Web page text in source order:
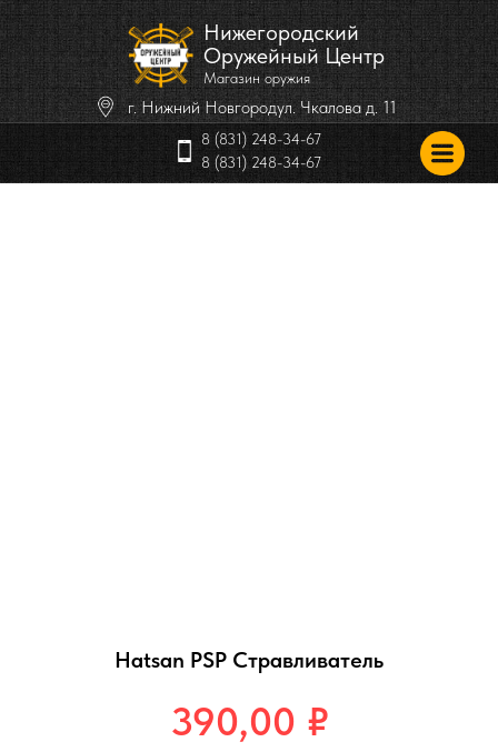
Нижегородский
Оружейный Центр
Магазин оружия
8 (831) 248-34-67
8 (831) 248-34-67
г. Нижний Новгородул. Чкалова д. 11
Hatsan PSP Стравливатель
390,00 ₽